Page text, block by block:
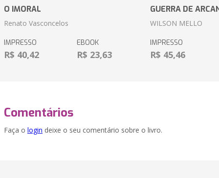
O IMORAL
Renato Vasconcelos
IMPRESSO
R$ 40,42
EBOOK
R$ 23,63
GUERRA DE
WILSON MELLO
IMPRESSO
R$ 45,46
Comentários
Faça o login deixe o seu comentário sobre o livro.